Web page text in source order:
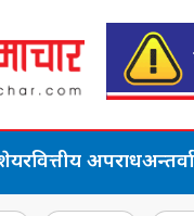
वित्तीय अपराध